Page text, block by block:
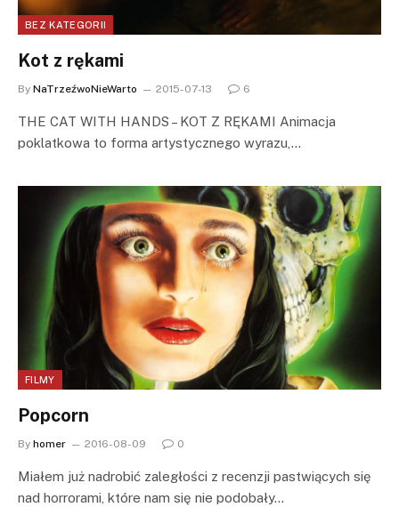
BEZ KATEGORII
Kot z rękami
By NaTrzeźwoNieWarto 2015-07-13 6
THE CAT WITH HANDS – KOT Z RĘKAMI Animacja
poklatkowa to forma artystycznego wyrazu,…
FILMY
Popcorn
By homer 2016-08-09 0
Miałem już nadrobić zaległości z recenzji pastwiących się
nad horrorami, które nam się nie podobały…